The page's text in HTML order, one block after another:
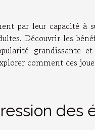
par leur capacité
Découvrir les
grandissante
comment ces
des